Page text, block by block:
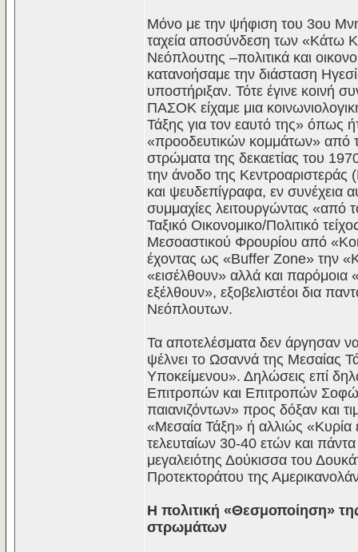
Μόνο με την ψήφιση του 3ου
ταχεία αποσύνδεση των «Κάτω
Νεόπλουτης –πολιτικά και
κατανοήσαμε την διάσταση
υποστήριξαν. Τότε έγινε κοινή
ΠΑΣΟΚ είχαμε μια
Τάξης για τον εαυτό της» όπως
«προοδευτικών κομμάτων» από
στρώματα της δεκαετίας του
την άνοδο της
και ψευδεπίγραφα, εν συνέχεια
συμμαχίες λειτουργώντας «από
Ταξικό Οικονομικο/Πολιτικό
Μεσοαστικού Φρουρίου από
έχοντας ως «Buffer Zone» την
«εισέλθουν» αλλά και παρόμοια
εξέλθουν», εξοβελιστέοι δια
Νεόπλουτων.
Τα αποτελέσματα δεν άργησαν
ψέλνει το Ωσαννά της Μεσαίας
Υποκείμενου». Δηλώσεις επί
Επιτροπών και Επιτροπών
παιανιζόντων» προς δόξαν και
«Μεσαία Τάξη» ή αλλιώς «Κυρία
τελευταίων 30-40 ετών και
μεγαλειότης Δούκισσα του
Προτεκτοράτου της
Η πολιτική «Θεσμοποίηση»
στρωμάτων